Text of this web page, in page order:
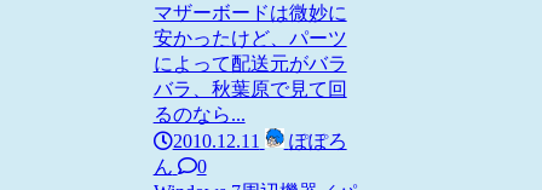
マザーボードは微妙に
安かったけど、パーツ
によって配送元がバラ
バラ、秋葉原で見て回
るのなら...
2010.12.11
ぽぽろ
ん
0